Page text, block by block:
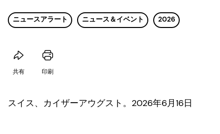
ニュースアラート ニュース＆イベント 2026
共有 印刷
スイス、カイザーアウグスト。2026年6月16日